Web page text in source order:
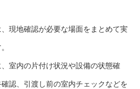
現地確認が必要な場面をまとめて実
室内の片付け状況や設備の状態確
認、引渡し前の室内チェックなどを